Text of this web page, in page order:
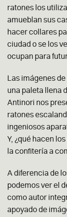
ratones los
amueblan sus
hacer collares
ciudad o se los
ocupan para
Las imágenes
una paleta llena
Antinori nos
ratones
ingeniosos
Y, ¿qué hacen
la confitería a
A diferencia de
podemos ver el
como autor
apoyado de